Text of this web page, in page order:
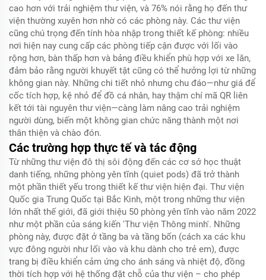
cao hơn với trải nghiệm thư viện, và 76% nói rằng họ đến thư
viện thường xuyên hơn nhờ có các phòng này. Các thư viện
cũng chú trọng đến tính hòa nhập trong thiết kế phòng: nhiều
nơi hiện nay cung cấp các phòng tiếp cận được với lối vào
rộng hơn, bàn thấp hơn và bảng điều khiển phù hợp với xe lăn,
đảm bảo rằng người khuyết tật cũng có thể hưởng lợi từ những
không gian này. Những chi tiết nhỏ nhưng chu đáo—như giá để
cốc tích hợp, kệ nhỏ để đồ cá nhân, hay thậm chí mã QR liên
kết tới tài nguyên thư viện—càng làm nâng cao trải nghiệm
người dùng, biến một không gian chức năng thành một nơi
thân thiện và chào đón.
Các trường hợp thực tế và tác động
Từ những thư viện đô thị sôi động đến các cơ sở học thuật
danh tiếng, những phòng yên tĩnh (quiet pods) đã trở thành
một phần thiết yếu trong thiết kế thư viện hiện đại. Thư viện
Quốc gia Trung Quốc tại Bắc Kinh, một trong những thư viện
lớn nhất thế giới, đã giới thiệu 50 phòng yên tĩnh vào năm 2022
như một phần của sáng kiến 'Thư viện Thông minh'. Những
phòng này, được đặt ở tầng ba và tầng bốn (cách xa các khu
vực đông người như lối vào và khu dành cho trẻ em), được
trang bị điều khiển cảm ứng cho ánh sáng và nhiệt độ, đồng
thời tích hợp với hệ thống đặt chỗ của thư viện – cho phép